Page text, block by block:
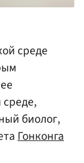
среде
биолог,
Гонконга